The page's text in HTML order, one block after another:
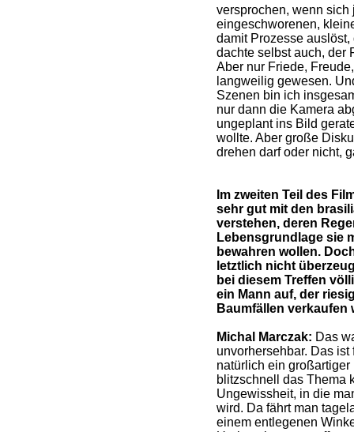
versprochen, wenn sich
eingeschworenen,
damit Prozesse
dachte selbst auch, der
Aber nur Friede,
langweilig gewesen.
Szenen bin ich
nur dann die Kamera
ungeplant ins Bild
wollte. Aber große
drehen darf oder nicht,
Im zweiten Teil des
sehr gut mit den
verstehen, deren
Lebensgrundlage sie
bewahren wollen.
letztlich nicht
bei diesem Treffen
ein Mann auf, der
Baumfällen verkaufen
Michal Marczak: Das
unvorhersehbar. Das
natürlich ein großartiger
blitzschnell das Thema
Ungewissheit, in die
wird. Da fährt man
einem entlegenen